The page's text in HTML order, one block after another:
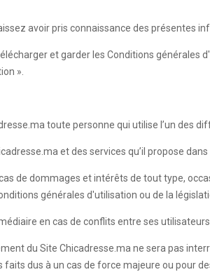
avoir pris connaissance des présentes
et garder les Conditions
».
toute personne qui utilise l’un des
et des services qu’il propose
de dommages et intérêts de tout type,
générales d'utilisation ou de la
en cas de conflits entre ses
du Site Chicadresse.ma ne sera pas
dus à un cas de force majeure ou pour